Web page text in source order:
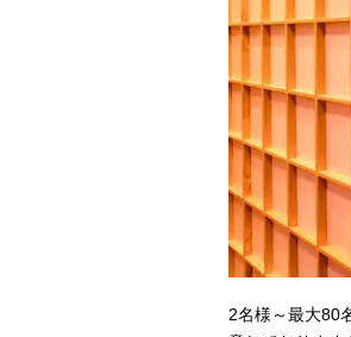
2名様～最大80